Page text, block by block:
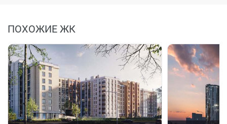
ПОХОЖИЕ ЖК